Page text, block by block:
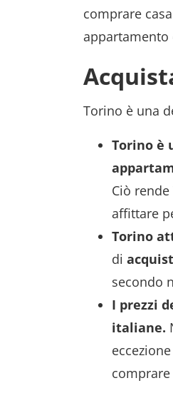
comprare
appartamento
Torino è una
Torino è
Ciò
affittare
Torino
di
secondo
I prezzi
italiane.